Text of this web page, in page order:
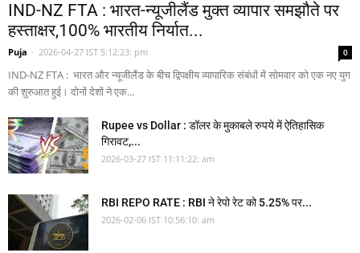
IND-NZ FTA : भारत-न्यूजीलैंड मुक्त व्यापार समझौते पर
हस्ताक्षर,100% भारतीय निर्यात...
Puja - 2026-04-27 IST 5:12:23: pm 0
IND-NZ FTA : भारत और न्यूजीलैंड के बीच द्विपक्षीय व्यापारिक संबंधों में सोमवार को एक नए युग
की शुरुआत हुई। दोनों देशों ने एक...
Rupee vs Dollar : डॉलर के मुकाबले रुपये में ऐतिहासिक
गिरावट,...
2026-03-27 IST 11:11:22: am
RBI REPO RATE : RBI ने रेपो रेट को 5.25% पर...
2026-02-06 IST 10:56:10: am